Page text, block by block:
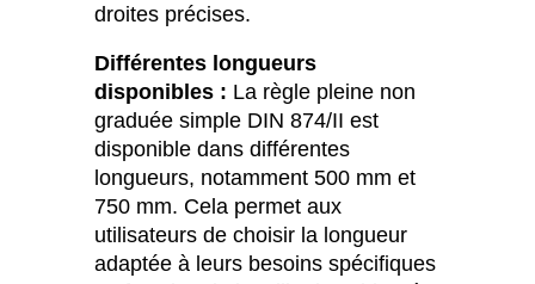
droites précises.
Différentes longueurs
disponibles : La règle pleine non
graduée simple DIN 874/II est
disponible dans différentes
longueurs, notamment 500 mm et
750 mm. Cela permet aux
utilisateurs de choisir la longueur
adaptée à leurs besoins spécifiques